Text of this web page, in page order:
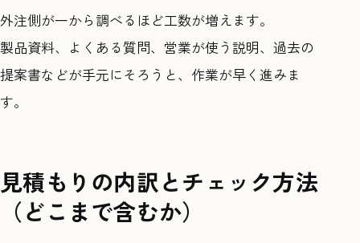
外注側が一から調べるほど工数が増えます。
製品資料、よくある質問、営業が使う説明、過去の
提案書などが手元にそろうと、作業が早く進みま
す。
見積もりの内訳とチェック方法
（どこまで含むか）